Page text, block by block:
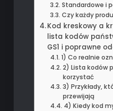
Standardowe i
Czy każdy
Kod kreskowy a
lista kodów
GS1 i poprawne
1) Co realnie
2) Lista kodów
korzystać
3) Przykłady,
przewijają
4) Kiedy kod